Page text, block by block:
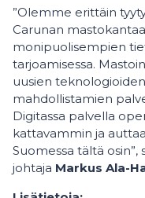
”Olemme erittäin
Carunan
monipuolisempien
tarjoamisessa.
uusien
mahdollistamien
Digitassa palvella
kattavammin ja
Suomessa tältä
johtaja Markus Ala-